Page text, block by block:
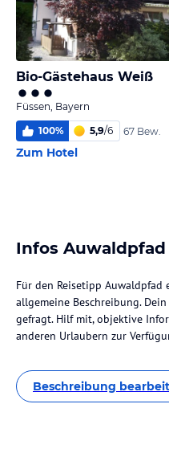
Bio-Gästehaus Weiß
Füssen, Bayern
100% 5,9/6 67 Bew.
Zum Hotel
Infos Auwaldpfad
Für den Reisetipp
allgemeine Beschreibung.
gefragt. Hilf mit, objektive
anderen Urlaubern zur
Beschreibung